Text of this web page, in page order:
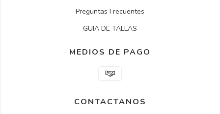
Preguntas Frecuentes
GUIA DE TALLAS
MEDIOS DE PAGO
CONTACTANOS